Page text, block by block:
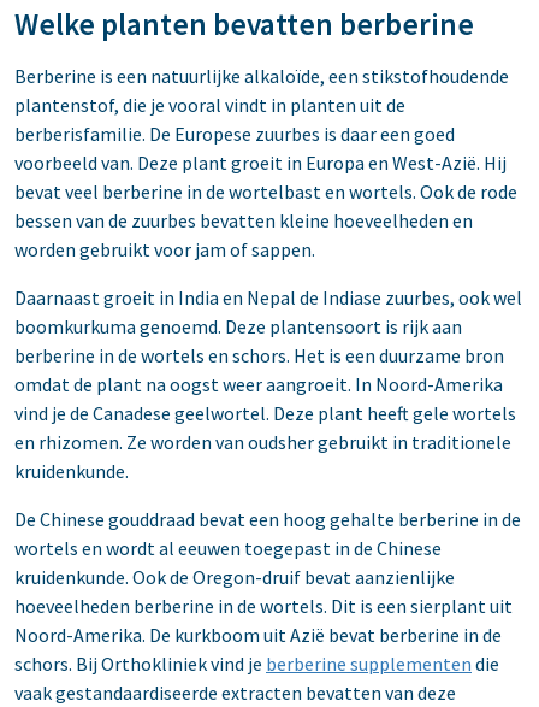
Welke planten bevatten berberine
Berberine is een natuurlijke alkaloïde, een stikstofhoudende
plantenstof, die je vooral vindt in planten uit de
berberisfamilie. De Europese zuurbes is daar een goed
voorbeeld van. Deze plant groeit in Europa en West-Azië. Hij
bevat veel berberine in de wortelbast en wortels. Ook de rode
bessen van de zuurbes bevatten kleine hoeveelheden en
worden gebruikt voor jam of sappen.
Daarnaast groeit in India en Nepal de Indiase zuurbes, ook wel
boomkurkuma genoemd. Deze plantensoort is rijk aan
berberine in de wortels en schors. Het is een duurzame bron
omdat de plant na oogst weer aangroeit. In Noord-Amerika
vind je de Canadese geelwortel. Deze plant heeft gele wortels
en rhizomen. Ze worden van oudsher gebruikt in traditionele
kruidenkunde.
De Chinese gouddraad bevat een hoog gehalte berberine in de
wortels en wordt al eeuwen toegepast in de Chinese
kruidenkunde. Ook de Oregon-druif bevat aanzienlijke
hoeveelheden berberine in de wortels. Dit is een sierplant uit
Noord-Amerika. De kurkboom uit Azië bevat berberine in de
schors. Bij Orthokliniek vind je berberine supplementen die
vaak gestandaardiseerde extracten bevatten van deze